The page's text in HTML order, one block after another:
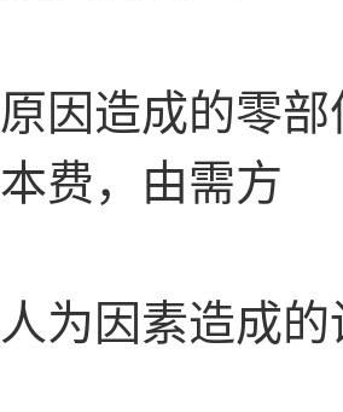
原因造成的零
本费，由需方
人为因素造成